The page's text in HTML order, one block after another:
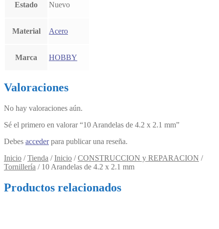
Estado Nuevo
Material Acero
Marca HOBBY
Valoraciones
No hay valoraciones aún.
Sé el primero en valorar “10 Arandelas de 4.2 x 2.1 mm”
Debes accederpara publicar una reseña.
Inicio /Tienda /Inicio /CONSTRUCCION y REPARACION /
Tornillería / 10 Arandelas de 4.2 x 2.1 mm
Productos relacionados